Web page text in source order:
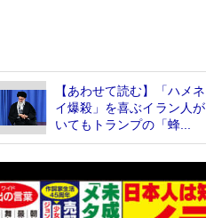
【あわせて読む】「ハメネ
イ爆殺」を喜ぶイラン人が
いてもトランプの「蜂...